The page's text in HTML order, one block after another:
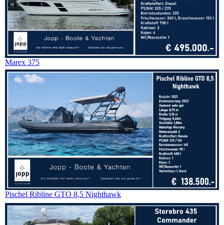
Marex 375
Pischel Ribline GTO 8,5 Nighthawk